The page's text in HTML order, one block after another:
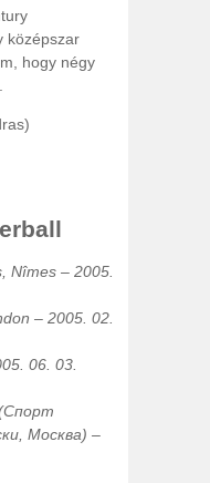
középszar
hogy négy
Nîmes – 2005.
– 2005. 02.
06. 03.
Москва) –